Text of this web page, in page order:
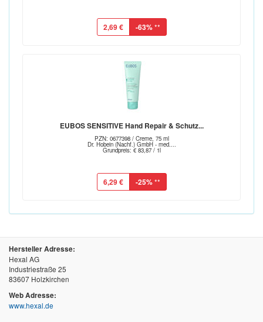
2,69 € -63%**
EUBOS SENSITIVE Hand Repair & Schutz...
PZN: 0677398 / Creme, 75 ml
Dr. Hobein (Nachf.) GmbH - med....
Grundpreis: € 83,87 / 1l
6,29 € -25%**
Hersteller Adresse:
Hexal AG
Industriestraße 25
83607 Holzkirchen
Web Adresse:
www.hexal.de